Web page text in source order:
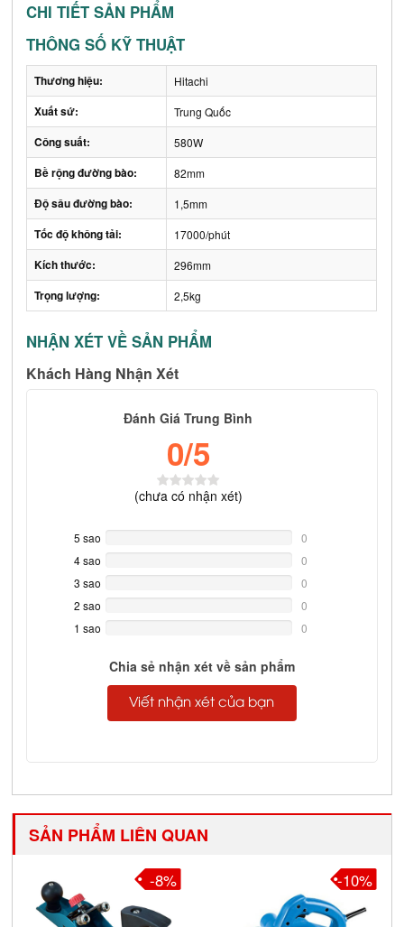
CHI TIẾT SẢN PHẨM
THÔNG SỐ KỸ THUẬT
Thương hiệu: Hitachi
Xuất sứ: Trung Quốc
Công suất: 580W
Bề rộng đường bào: 82mm
Độ sâu đường bào: 1,5mm
Tốc độ không tải: 17000/phút
Kích thước: 296mm
Trọng lượng: 2,5kg
NHẬN XÉT VỀ SẢN PHẨM
Khách Hàng Nhận Xét
Đánh Giá Trung Bình
0/5
(chưa có nhận xét)
5 sao
Complete
0
4 sao
Complete
0
3 sao
Complete
0
2 sao
Complete
0
1 sao
0
Chia sẻ nhận xét về sản phẩm
Viết nhận xét của bạn
SẢN PHẨM LIÊN QUAN
-8% -10%